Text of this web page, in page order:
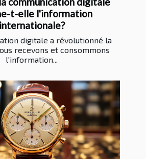
t-elle l'information
internationale?
digitale a révolutionné la
recevons et consommons
l'information...